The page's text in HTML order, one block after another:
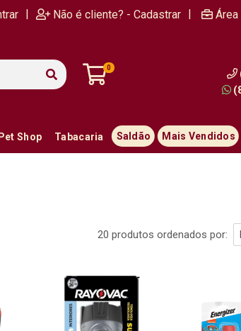
| Não é cliente? - Cadastrar |
0
Pet Shop Tabacaria Saldão Mais Vendidos
20 produtos ordenados por: